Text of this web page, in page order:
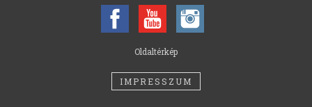
Oldaltérkép
IMPRESSZUM